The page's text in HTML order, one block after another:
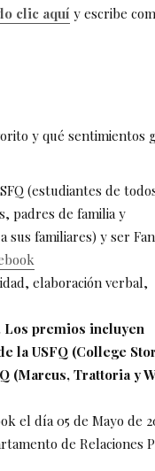
clic aquí y escribe
y qué sentimientos
(estudiantes de
padres de familia y
familiares) y ser
elaboración verbal,
premios incluyen
la USFQ (College
(Marcus, Trattoria y
el día 05 de Mayo de
de Relaciones